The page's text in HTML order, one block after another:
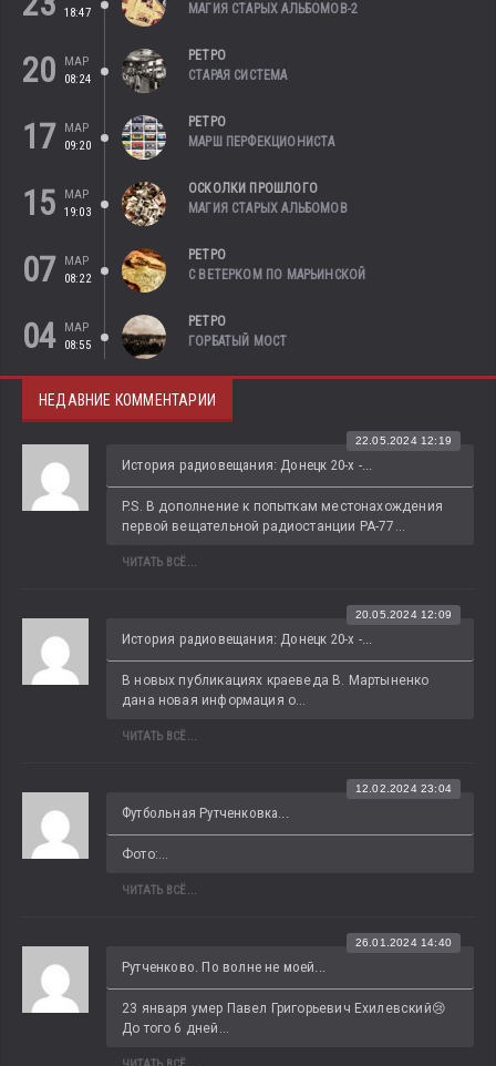
18:47
МАГИЯ СТАРЫХ АЛЬБОМОВ-2
20
МАР
08:24
РЕТРО
СТАРАЯ СИСТЕМА
17
МАР
09:20
РЕТРО
МАРШ ПЕРФЕКЦИОНИСТА
15
МАР
19:03
ОСКОЛКИ ПРОШЛОГО
МАГИЯ СТАРЫХ АЛЬБОМОВ
07
МАР
08:22
РЕТРО
С ВЕТЕРКОМ ПО МАРЬИНСКОЙ
04
МАР
08:55
РЕТРО
ГОРБАТЫЙ МОСТ
НЕДАВНИЕ КОММЕНТАРИИ
История радиовещания: Донецк 20-х -...
22.05.2024 12:19
P.S. В дополнение к попыткам местонахождения
первой вещательной радиостанции РА-77...
ЧИТАТЬ ВСЁ...
История радиовещания: Донецк 20-х -...
20.05.2024 12:09
В новых публикациях краеведа В. Мартыненко
дана новая информация о...
ЧИТАТЬ ВСЁ...
Футбольная Рутченковка...
12.02.2024 23:04
Фото:...
ЧИТАТЬ ВСЁ...
Рутченково. По волне не моей...
26.01.2024 14:40
23 января умер Павел Григорьевич Ехилевский😢
До того 6 дней...